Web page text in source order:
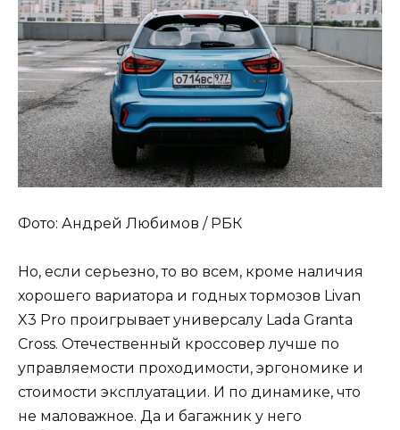
Фото: Андрей Любимов / РБК
Но, если серьезно, то во всем, кроме наличия
хорошего вариатора и годных тормозов Livan
X3 Pro проигрывает универсалу Lada Granta
Cross. Отечественный кроссовер лучше по
управляемости проходимости, эргономике и
стоимости эксплуатации. И по динамике, что
не маловажное. Да и багажник у него